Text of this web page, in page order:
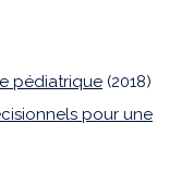
pédiatrique (2018)
pour une